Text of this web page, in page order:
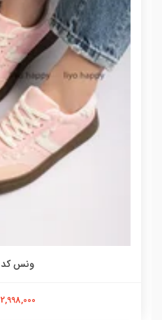
ونس کد 2928
2,998,000 تومان